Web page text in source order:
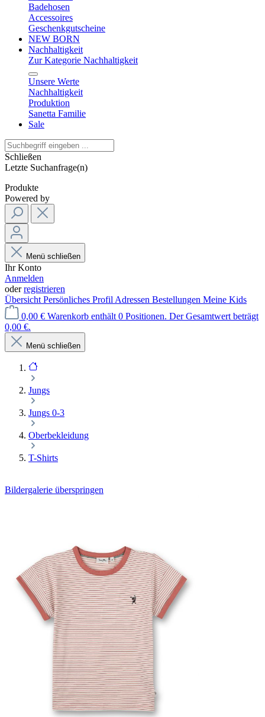
Badehosen
Accessoires
Geschenkgutscheine
NEW BORN
Nachhaltigkeit
Zur Kategorie Nachhaltigkeit
Unsere Werte
Nachhaltigkeit
Produktion
Sanetta Familie
Sale
Schließen
Letzte Suchanfrage(n)
Produkte
Powered by
Menü schließen
Ihr Konto
Anmelden
oderregistrieren
Übersicht Persönliches Profil Adressen Bestellungen Meine Kids
0,00 € Warenkorb enthält 0 Positionen. Der Gesamtwert beträgt
0,00 €.
Menü schließen
Jungs
Jungs 0-3
Oberbekleidung
T-Shirts
Bildergalerie überspringen